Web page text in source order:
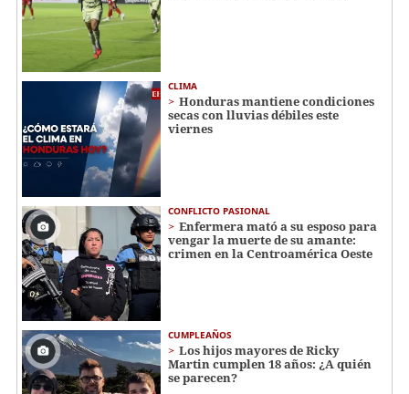
CLIMA
Honduras mantiene condiciones
secas con lluvias débiles este
viernes
CONFLICTO PASIONAL
Enfermera mató a su esposo para
vengar la muerte de su amante:
crimen en la Centroamérica Oeste
CUMPLEAÑOS
Los hijos mayores de Ricky
Martin cumplen 18 años: ¿A quién
se parecen?